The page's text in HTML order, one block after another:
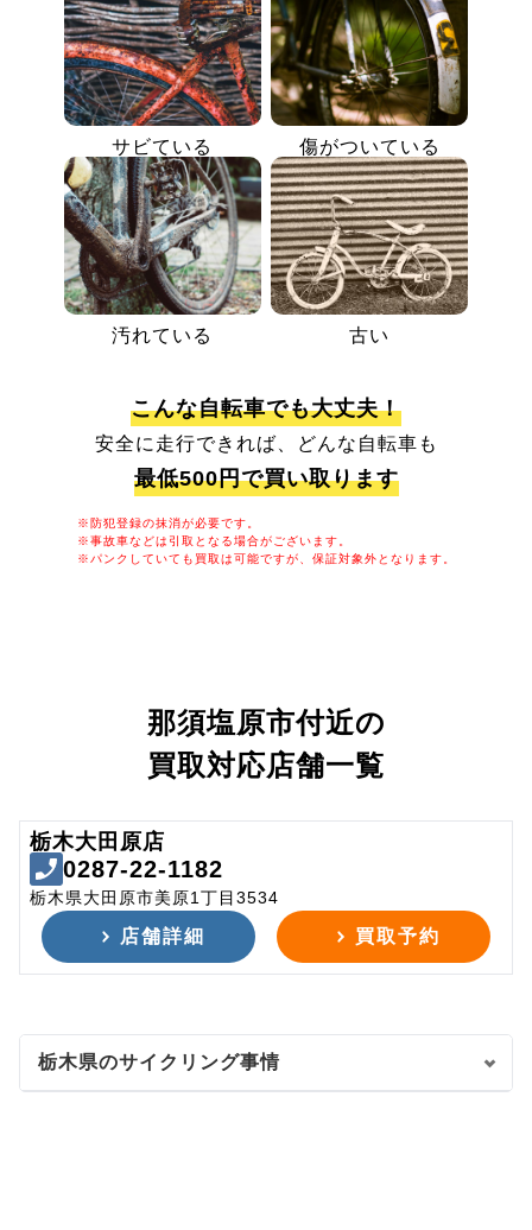
サビている 傷がついている
汚れている 古い
こんな自転車でも大丈夫！
安全に走行できれば、どんな自転車も
最低500円で買い取ります
※防犯登録の抹消が必要です。
※事故車などは引取となる場合がございます。
※パンクしていても買取は可能ですが、保証対象外となります。
那須塩原市付近の
買取対応店舗一覧
栃木大田原店
0287-22-1182
栃木県大田原市美原1丁目3534
店舗詳細 買取予約
栃木県のサイクリング事情